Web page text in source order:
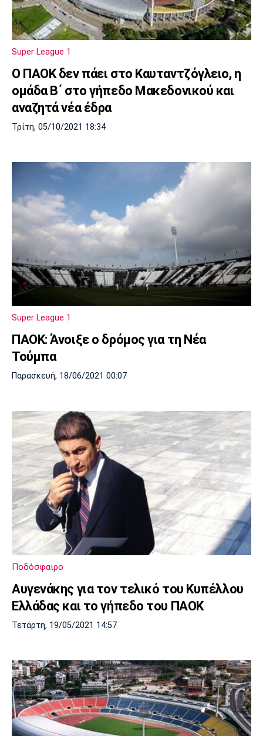
Super League 1
O ΠΑΟΚ δεν πάει στο Καυταντζόγλειο, η
ομάδα Β΄ στο γήπεδο Μακεδονικού και
αναζητά νέα έδρα
Τρίτη, 05/10/2021 18:34
Super League 1
ΠΑΟΚ: Άνοιξε ο δρόμος για τη Νέα
Τούμπα
Παρασκευή, 18/06/2021 00:07
Ποδόσφαιρο
Αυγενάκης για τον τελικό του Κυπέλλου
Ελλάδας και το γήπεδο του ΠΑΟΚ
Τετάρτη, 19/05/2021 14:57